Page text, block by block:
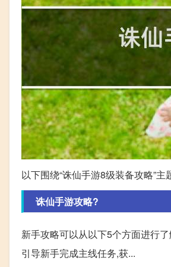
以下围绕“诛仙手游8级装备攻略”
诛仙手游攻略?
新手攻略可以从以下5个方面进行
引导新手完成主线任务,获...